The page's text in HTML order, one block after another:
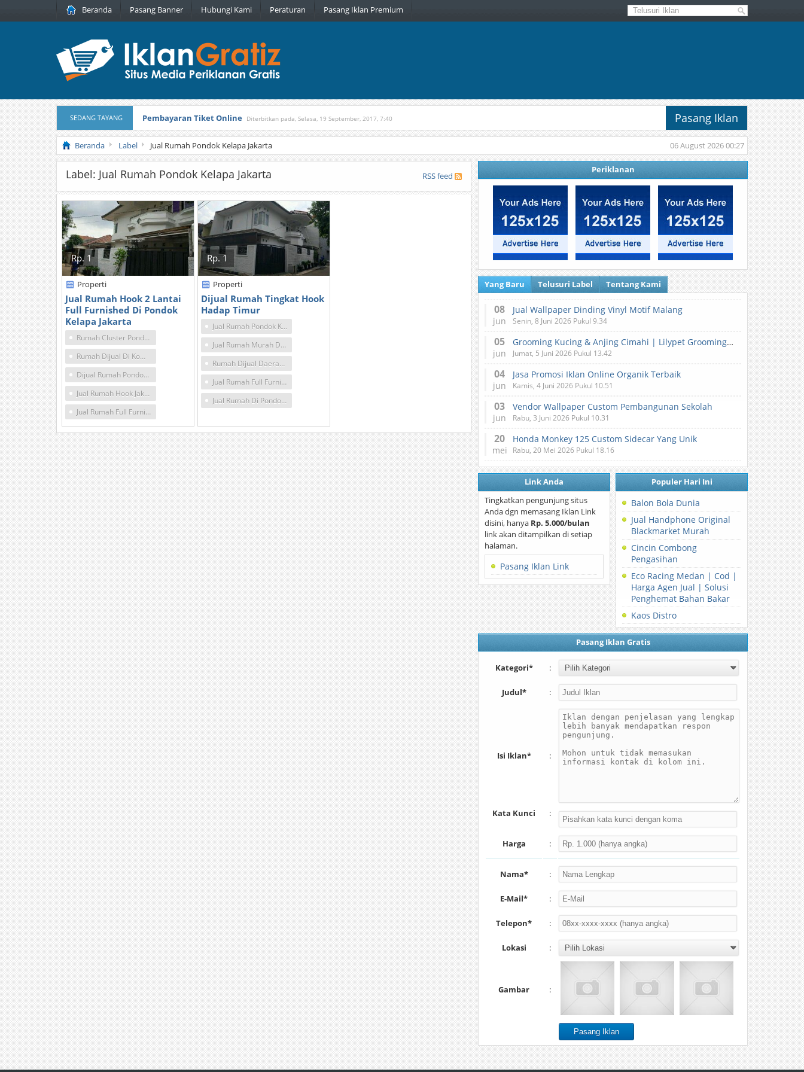
Beranda Pasang Banner Hubungi Kami Peraturan Pasang Iklan Premium
SEDANG TAYANG Pasang Iklan
Pembayaran Tiket Online Diterbitkan pada, Selasa, 19 September, 2017, 7:40
Masker Sprilulina Tiens Diterbitkan pada, Rabu, 6 Januari, 2016, 22:16 06 August 2026 00:27
Beranda Label Jual Rumah Pondok Kelapa Jakarta
Label: Jual Rumah Pondok Kelapa Jakarta RSS feed
Rp. 1
Properti
Jual Rumah Hook 2 Lantai
Full Furnished Di Pondok
Kelapa Jakarta
Rumah Cluster Pondok Kelapa Jakarta Timur
Rumah Dijual Di Komplek Dki Pondok Kelapa
Dijual Rumah Pondok Kelapa Jakarta Timur
Jual Rumah Hook Jakarta
Jual Rumah Full Furnished Jakarta
Rp. 1
Properti
Dijual Rumah Tingkat Hook
Hadap Timur
Jual Rumah Pondok Kelapa Jakarta
Jual Rumah Murah Di Pondok Kelapa Jakarta Timur
Rumah Dijual Daerah Pondok Kelapa Jakarta Timur
Jual Rumah Full Furnished Jakarta
Jual Rumah Di Pondok Kelapa Jakarta Timur
Periklanan
Yang Baru Telusuri Label Tentang Kami
08
jun
Jual Wallpaper Dinding Vinyl Motif Malang
Senin, 8 Juni 2026 Pukul 9.34
05
jun
Grooming Kucing & Anjing Cimahi | Lilypet Grooming & Pet Hotel
Jumat, 5 Juni 2026 Pukul 13.42
04
jun
Jasa Promosi Iklan Online Organik Terbaik
Kamis, 4 Juni 2026 Pukul 10.51
03
jun
Vendor Wallpaper Custom Pembangunan Sekolah
Rabu, 3 Juni 2026 Pukul 10.31
20
mei
Honda Monkey 125 Custom Sidecar Yang Unik
Rabu, 20 Mei 2026 Pukul 18.16
Link Anda
Tingkatkan pengunjung situs
Anda dgn memasang Iklan Link
disini, hanya Rp. 5.000/bulan
link akan ditampilkan di setiap
halaman.
Pasang Iklan Link
Populer Hari Ini
Balon Bola Dunia
Jual Handphone Original
Blackmarket Murah
Cincin Combong
Pengasihan
Eco Racing Medan | Cod |
Harga Agen Jual | Solusi
Penghemat Bahan Bakar
Kaos Distro
Pasang Iklan Gratis
Kategori* :
Judul* :
Isi Iklan* :
Kata Kunci :
Harga :
Nama* :
E-Mail* :
Telepon* :
Lokasi :
Gambar :